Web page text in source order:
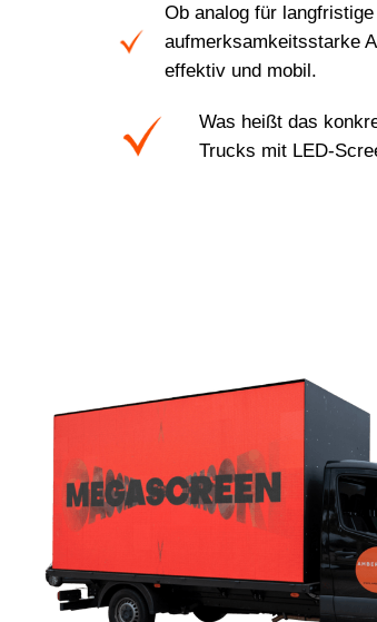
Ob analog für
aufmerksamkeitsstarke
effektiv und mobil.
Was heißt das
Trucks mit LED-